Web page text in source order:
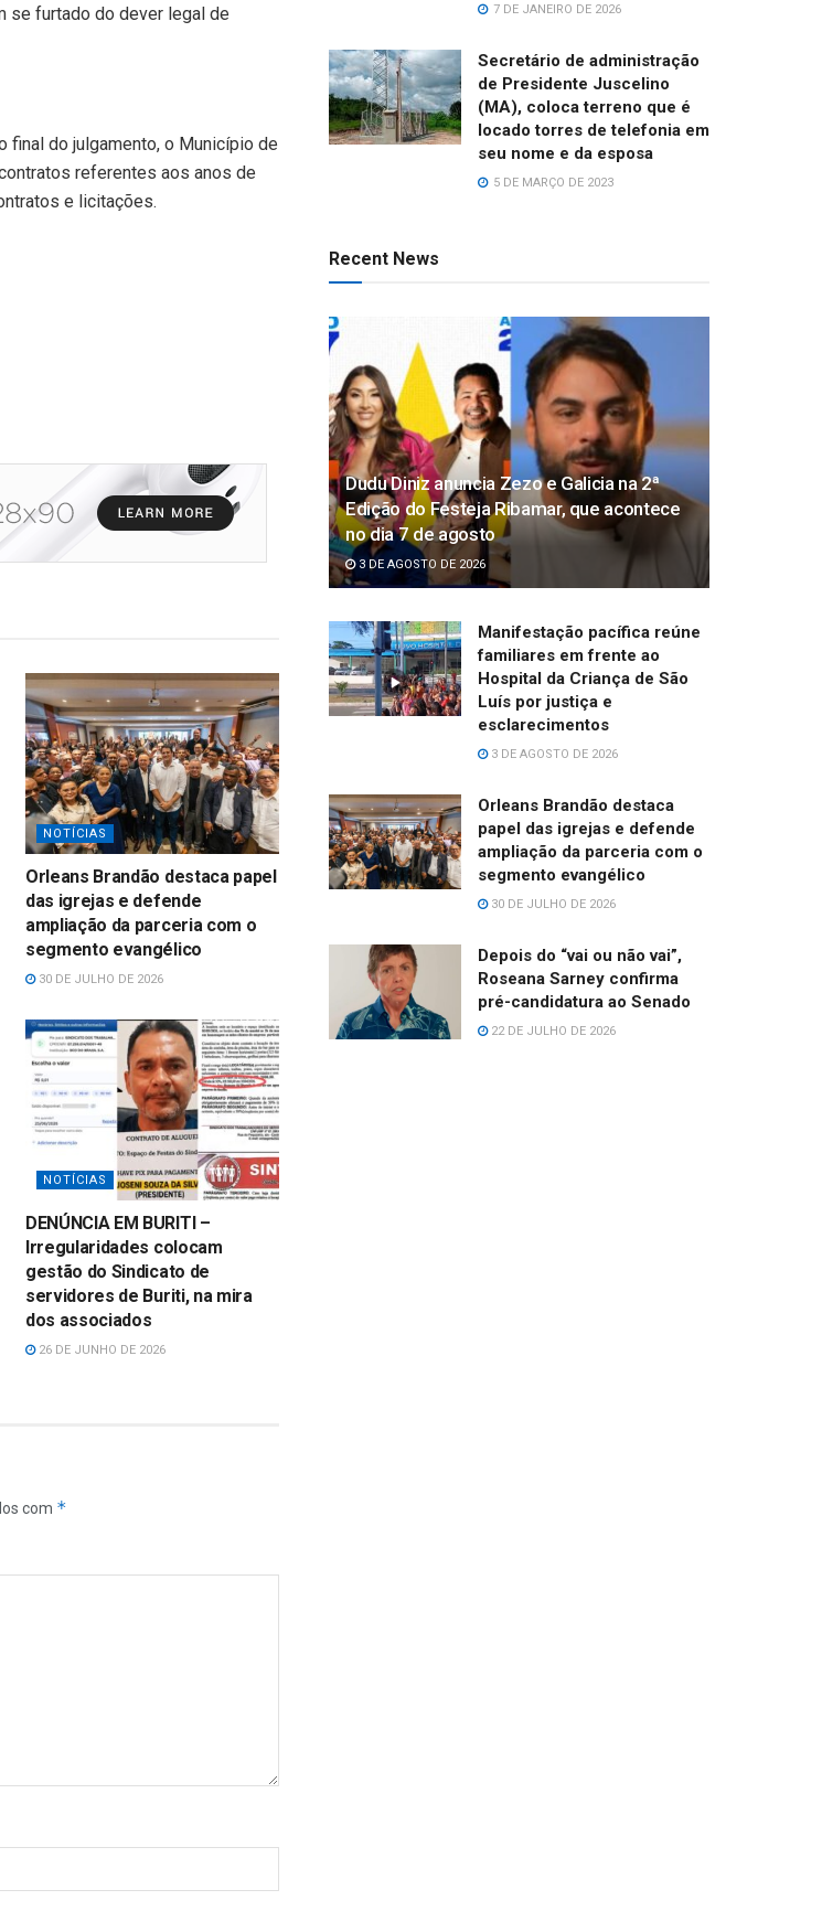
se furtado do dever legal de
final do julgamento, o Município de
referentes aos anos de
e licitações.
NOTÍCIAS
Orleans Brandão destaca papel
das igrejas e defende
ampliação da parceria com o
segmento evangélico
30 DE JULHO DE 2026
NOTÍCIAS
DENÚNCIA EM BURITI –
Irregularidades colocam
gestão do Sindicato de
servidores de Buriti, na mira
dos associados
26 DE JUNHO DE 2026
com *
7 DE JANEIRO DE 2026
Secretário de administração
de Presidente Juscelino
(MA), coloca terreno que é
locado torres de telefonia em
seu nome e da esposa
5 DE MARÇO DE 2023
Recent News
Dudu Diniz anuncia Zezo e Galicia na 2ª
Edição do Festeja Ribamar, que acontece
no dia 7 de agosto
3 DE AGOSTO DE 2026
Manifestação pacífica reúne
familiares em frente ao
Hospital da Criança de São
Luís por justiça e
esclarecimentos
3 DE AGOSTO DE 2026
Orleans Brandão destaca
papel das igrejas e defende
ampliação da parceria com o
segmento evangélico
30 DE JULHO DE 2026
Depois do “vai ou não vai”,
Roseana Sarney confirma
pré-candidatura ao Senado
22 DE JULHO DE 2026